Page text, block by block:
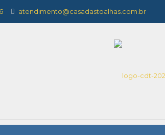
atendimento@casadastoalhas.com.br